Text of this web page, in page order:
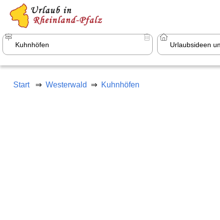
+1.500 Unterkünfte in Rheinland-Pfalz
Start Westerwald Kuhnhöfen